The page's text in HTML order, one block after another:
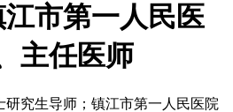
市第一人民医
主任医师
研究生导师；镇江市第一人民医院